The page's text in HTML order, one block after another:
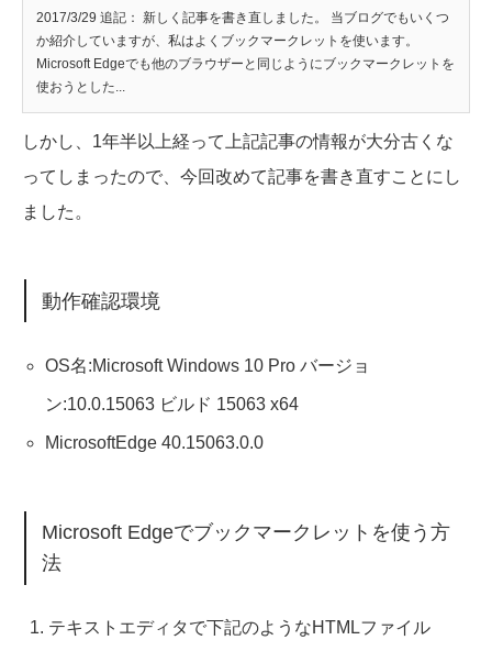
2017/3/29 追記： 新しく記事を書き直しました。 当ブログでもいくつ
か紹介していますが、私はよくブックマークレットを使います。
Microsoft Edgeでも他のブラウザーと同じようにブックマークレットを
使おうとした...
しかし、1年半以上経って上記記事の情報が大分古くな
ってしまったので、今回改めて記事を書き直すことにし
ました。
動作確認環境
OS名:Microsoft Windows 10 Pro バージョ
ン:10.0.15063 ビルド 15063 x64
MicrosoftEdge 40.15063.0.0
Microsoft Edgeでブックマークレットを使う方
法
テキストエディタで下記のようなHTMLファイル